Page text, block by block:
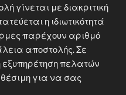
γίνεται με διακριτική
η ιδιωτικότητά
παρέχουν αριθμό
αποστολής. Σε
εξυπηρέτηση πελατών
για να σας